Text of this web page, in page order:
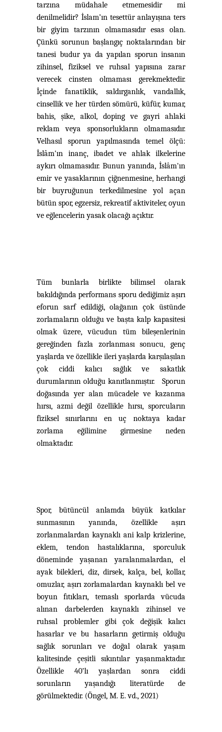
tarzına müdahale etmemesidir mi
denilmelidir? İslam’ın tesettür anlayışına ters
bir giyim tarzının olmamasıdır esas olan.
Çünkü sorunun başlangıç noktalarından bir
tanesi budur ya da yapılan sporun insanın
zihinsel, fiziksel ve ruhsal yapısına zarar
verecek cinsten olmaması gerekmektedir.
İçinde fanatiklik, saldırganlık, vandallık,
cinsellik ve her türden sömürü, küfür, kumar,
bahis, şike, alkol, doping ve gayri ahlaki
reklam veya sponsorlukların olmamasıdır.
Velhasıl sporun yapılmasında temel ölçü:
İslâm'ın inanç, ibadet ve ahlak ilkelerine
aykırı olmamasıdır. Bunun yanında, İslâm'ın
emir ve yasaklarının çiğnenmesine, herhangi
bir buyruğunun terkedilmesine yol açan
bütün spor, egzersiz, rekreatif aktiviteler, oyun
ve eğlencelerin yasak olacağı açıktır.
Tüm bunlarla birlikte bilimsel olarak
bakıldığında performans sporu dediğimiz aşırı
eforun sarf edildiği, olağanın çok üstünde
zorlamaların olduğu ve başta kalp kapasitesi
olmak üzere, vücudun tüm bileşenlerinin
gereğinden fazla zorlanması sonucu, genç
yaşlarda ve özellikle ileri yaşlarda karşılaşılan
çok ciddi kalıcı sağlık ve sakatlık
durumlarının olduğu kanıtlanmıştır. Sporun
doğasında yer alan mücadele ve kazanma
hırsı, azmi değil özellikle hırsı, sporcuların
fiziksel sınırlarını en uç noktaya kadar
zorlama eğilimine girmesine neden
olmaktadır.
Spor, bütüncül anlamda büyük katkılar
sunmasının yanında, özellikle aşırı
zorlanmalardan kaynaklı ani kalp krizlerine,
eklem, tendon hastalıklarına, sporculuk
döneminde yaşanan yaralanmalardan, el
ayak bilekleri, diz, dirsek, kalça, bel, kollar,
omuzlar, aşırı zorlamalardan kaynaklı bel ve
boyun fıtıkları, temaslı sporlarda vücuda
alınan darbelerden kaynaklı zihinsel ve
ruhsal problemler gibi çok değişik kalıcı
hasarlar ve bu hasarların getirmiş olduğu
sağlık sorunları ve doğal olarak yaşam
kalitesinde çeşitli sıkıntılar yaşanmaktadır.
Özellikle 40’lı yaşlardan sonra ciddi
sorunların yaşandığı literatürde de
görülmektedir. (Öngel, M. E. vd., 2021)